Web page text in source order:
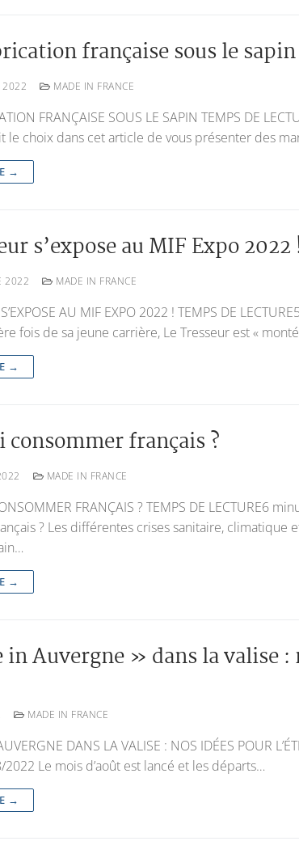
française sous le sapin
2022 MADE IN FRANCE
FRANÇAISE SOUS LE SAPIN TEMPS DE
le choix dans cet article de vous présenter des
→
s’expose au MIF Expo 2022
2022 MADE IN FRANCE
S’EXPOSE AU MIF EXPO 2022 ! TEMPS DE
fois de sa jeune carrière, Le Tresseur est «
→
consommer français ?
MADE IN FRANCE
FRANÇAIS ? TEMPS DE LECTURE6
? Les différentes crises sanitaire, climatique
→
in Auvergne » dans la valise :
MADE IN FRANCE
DANS LA VALISE : NOS IDÉES POUR
Le mois d’août est lancé et les départs…
→